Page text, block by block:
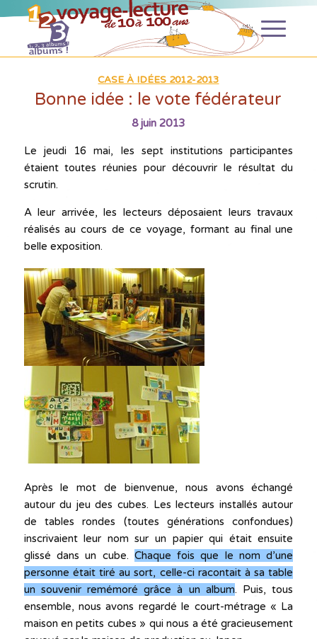
CASE À IDÉES 2012-2013
Bonne idée : le vote fédérateur
8 juin 2013
Le jeudi 16 mai, les sept institutions participantes
étaient toutes réunies pour découvrir le résultat du
scrutin.
A leur arrivée, les lecteurs déposaient leurs travaux
réalisés au cours de ce voyage, formant au final une
belle exposition.
Après le mot de bienvenue, nous avons échangé
autour du jeu des cubes. Les lecteurs installés autour
de tables rondes (toutes générations confondues)
inscrivaient leur nom sur un papier qui était ensuite
glissé dans un cube. Chaque fois que le nom d’une
personne était tiré au sort, celle-ci racontait à sa table
un souvenir remémoré grâce à un album. Puis, tous
ensemble, nous avons regardé le court-métrage « La
maison en petits cubes » qui nous a été gracieusement